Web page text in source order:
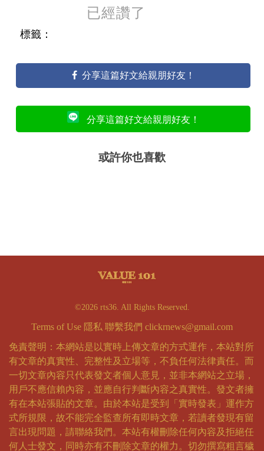
已經讚了
標籤：
分享這篇好文給親朋好友！
分享這篇好文給親朋好友！
或許你也喜歡
©2026 rts36. All Rights Reserved.
Terms of Use 隱私 聯繫我們 clickrnews@gmail.com
免責聲明：本網站是以實時上傳文章的方式運作，本站對所
有文章的真實性、完整性及立場等，不負任何法律責任。而
一切文章內容只代表發文者個人意見，並非本網站之立場，
用戶不應信賴內容，並應自行判斷內容之真實性。發文者擁
有在本站張貼的文章。由於本站是受到「實時發表」運作方
式所規限，故不能完全監查所有即時文章，若讀者發現有留
言出現問題，請聯絡我們。本站有權刪除任何內容及拒絕任
何人士發文，同時亦有不刪除文章的權力。切勿撰寫粗言穢